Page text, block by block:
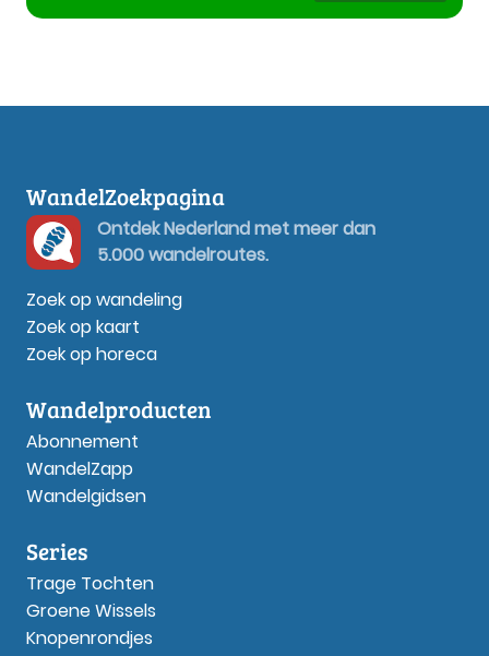
WandelZoekpagina
Ontdek Nederland met meer dan
5.000 wandelroutes.
Zoek op wandeling
Zoek op kaart
Zoek op horeca
Wandelproducten
Abonnement
WandelZapp
Wandelgidsen
Series
Trage Tochten
Groene Wissels
Knopenrondjes